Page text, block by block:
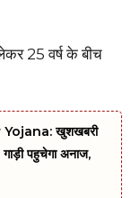
25 वर्ष के बीच
खुशखबरी
पहुचेगा अनाज,